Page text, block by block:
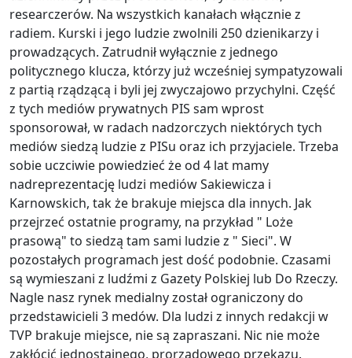
researczerów. Na wszystkich kanałach włącznie z
radiem. Kurski i jego ludzie zwolnili 250 dzienikarzy i
prowadzących. Zatrudnił wyłącznie z jednego
politycznego klucza, którzy już wcześniej sympatyzowali
z partią rządzącą i byli jej zwyczajowo przychylni. Część
z tych mediów prywatnych PIS sam wprost
sponsorował, w radach nadzorczych niektórych tych
mediów siedzą ludzie z PISu oraz ich przyjaciele. Trzeba
sobie uczciwie powiedzieć że od 4 lat mamy
nadreprezentację ludzi mediów Sakiewicza i
Karnowskich, tak że brakuje miejsca dla innych. Jak
przejrzeć ostatnie programy, na przykład " Loże
prasową" to siedzą tam sami ludzie z " Sieci". W
pozostałych programach jest dość podobnie. Czasami
są wymieszani z ludźmi z Gazety Polskiej lub Do Rzeczy.
Nagle nasz rynek medialny został ograniczony do
przedstawicieli 3 medów. Dla ludzi z innych redakcji w
TVP brakuje miejsce, nie są zapraszani. Nic nie może
zakłócić jednostajnego, prorządowego przekazu.